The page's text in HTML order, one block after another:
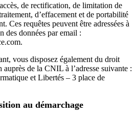
de rectification, de limitation de
d’effacement et de portabilité
Ces requêtes peuvent être adressées à
des données par email :
vous disposez également du droit
de la CNIL à l’adresse suivante :
et Libertés – 3 place de
au démarchage